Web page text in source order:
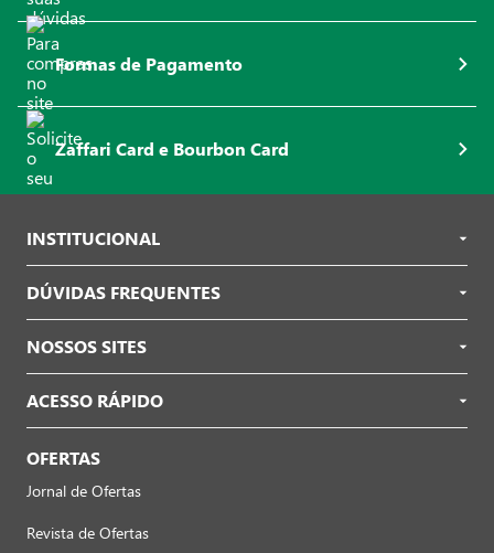
Formas de Pagamento
Zaffari Card e Bourbon Card
INSTITUCIONAL
DÚVIDAS FREQUENTES
NOSSOS SITES
ACESSO RÁPIDO
OFERTAS
Jornal de Ofertas
Revista de Ofertas